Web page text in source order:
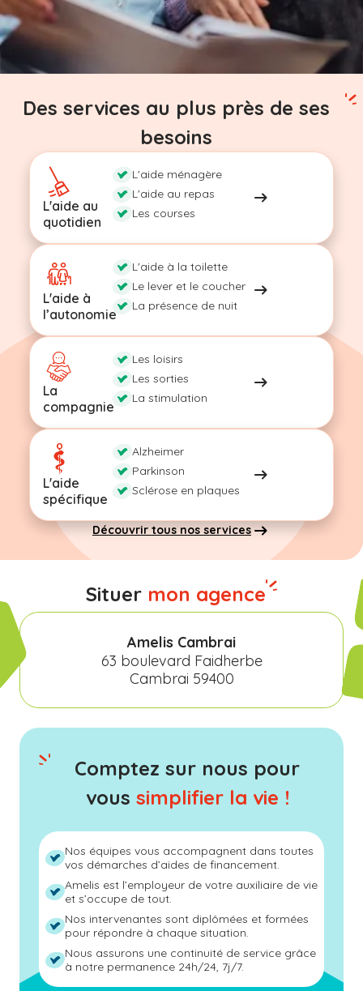
Des services au plus près de ses
besoins
L'aide au
quotidien
L'aide ménagère
L'aide au repas
Les courses
L'aide à
l’autonomie
L'aide à la toilette
Le lever et le coucher
La présence de nuit
La
compagnie
Les loisirs
Les sorties
La stimulation
L'aide
spécifique
Alzheimer
Parkinson
Sclérose en plaques
Découvrir tous nos services
Situer mon agence
Amelis Cambrai
63 boulevard Faidherbe
Cambrai 59400
Comptez sur nous pour
vous simplifier la vie !
Nos équipes vous accompagnent dans toutes
vos démarches d’aides de financement.
Amelis est l’employeur de votre auxiliaire de vie
et s’occupe de tout.
Nos intervenantes sont diplômées et formées
pour répondre à chaque situation.
Nous assurons une continuité de service grâce
à notre permanence 24h/24, 7j/7.